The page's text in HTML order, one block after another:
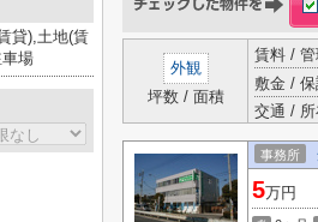
外観
坪数 / 面積
賃料 /
敷金 / 保
交通 /
事務所
5万円
貸),土地(賃
場